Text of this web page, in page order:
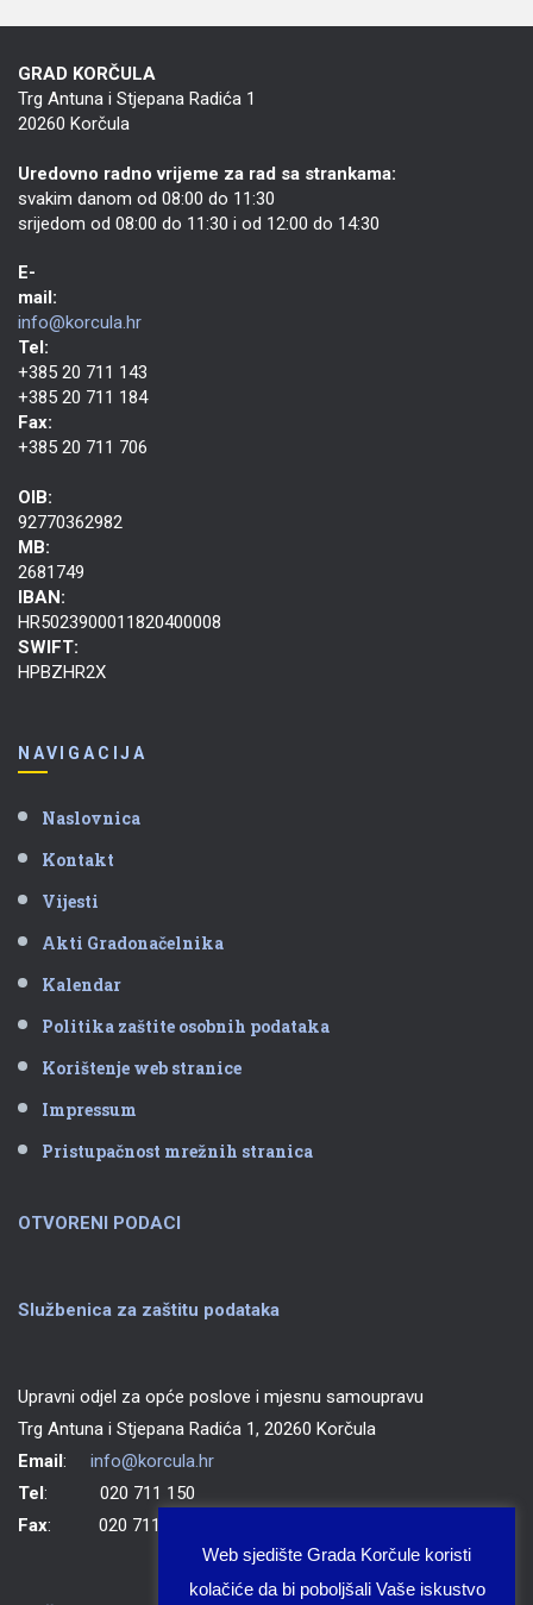
GRAD KORČULA
Trg Antuna i Stjepana Radića 1
20260 Korčula
Uredovno radno vrijeme za rad sa strankama:
svakim danom od 08:00 do 11:30
srijedom od 08:00 do 11:30 i od 12:00 do 14:30
E-
mail:
info@korcula.hr
Tel:
+385 20 711 143
+385 20 711 184
Fax:
+385 20 711 706
OIB:
92770362982
MB:
2681749
IBAN:
HR5023900011820400008
SWIFT:
HPBZHR2X
NAVIGACIJA
Naslovnica
Kontakt
Vijesti
Akti Gradonačelnika
Kalendar
Politika zaštite osobnih podataka
Korištenje web stranice
Impressum
Pristupačnost mrežnih stranica
OTVORENI PODACI
Službenica za zaštitu podataka
Upravni odjel za opće poslove i mjesnu samoupravu
Trg Antuna i Stjepana Radića 1, 20260 Korčula
Email: info@korcula.hr
Tel: 020 711 150
Fax: 020 711 702
Web sjedište Grada Korčule koristi
kolačiće da bi poboljšali Vaše iskustvo